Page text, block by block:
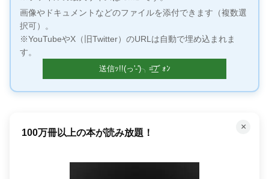
画像やドキュメントなどのファイルを添付できます（複数選
択可）。
※YouTubeやX（旧Twitter）のURLは自動で埋め込まれま
す。
×
100万冊以上の本が読み放題！